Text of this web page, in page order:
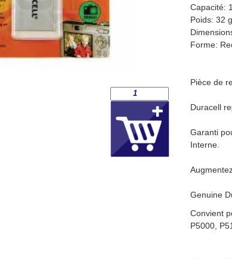
Capacité:
Poids: 32 g
Forme:
Pièce de
Duracell
Garanti
Interne.
Genuine
Convient
P5000,